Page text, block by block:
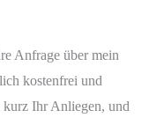
Anfrage über mein
kostenfrei und
Ihr Anliegen, und